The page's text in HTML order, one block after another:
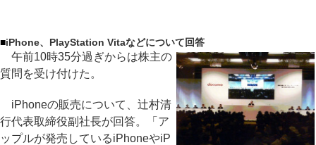
■iPhone、PlayStation Vitaなどについて回答
午前10時35分過ぎからは株主の
質問を受け付けた。
iPhoneの販売について、辻村清
行代表取締役副社長が回答。「ア
ップルが発売しているiPhoneやiP